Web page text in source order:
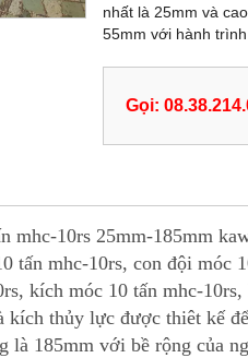
nhất là 25mm và
55mm với hành
Gọi:
mhc-10rs 25mm-185mm
tấn mhc-10rs, con đội móc
kích móc 10 tấn mhc-
thủy lực được thiêt kế
là 185mm với bề rộng của